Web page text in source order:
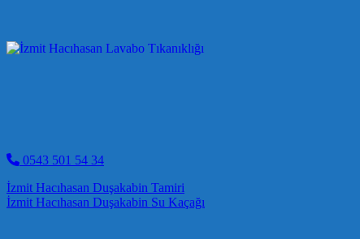
0543 501 54 34
Post navigation
İzmit Hacıhasan Duşakabin Tamiri
İzmit Hacıhasan Duşakabin Su Kaçağı